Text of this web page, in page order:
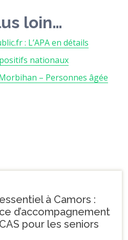
loin…
: L’APA en détails
nationaux
– Personnes âgée
à Camors :
d’accompagnement
pour les seniors